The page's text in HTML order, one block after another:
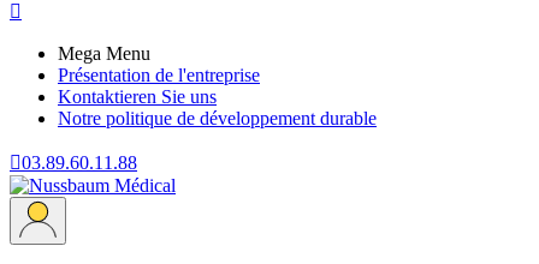

Mega Menu
Présentation de l'entreprise
Kontaktieren Sie uns
Notre politique de développement durable
03.89.60.11.88